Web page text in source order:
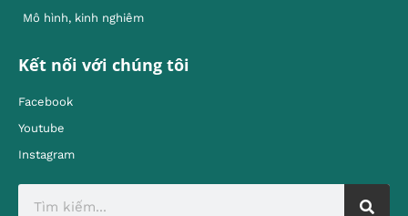
Mô hình, kinh nghiêm
Kết nối với chúng tôi
Facebook
Youtube
Instagram